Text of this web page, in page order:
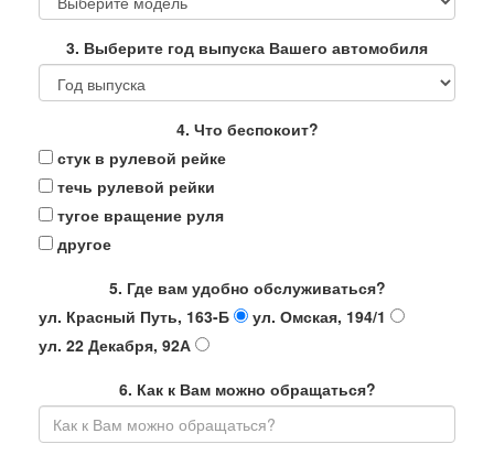
3. Выберите год выпуска Вашего автомобиля
4. Что беспокоит?
стук в рулевой рейке
течь рулевой рейки
тугое вращение руля
другое
5. Где вам удобно обслуживаться?
ул. Красный Путь, 163-Б
ул. Омская, 194/1
ул. 22 Декабря, 92А
6. Как к Вам можно обращаться?